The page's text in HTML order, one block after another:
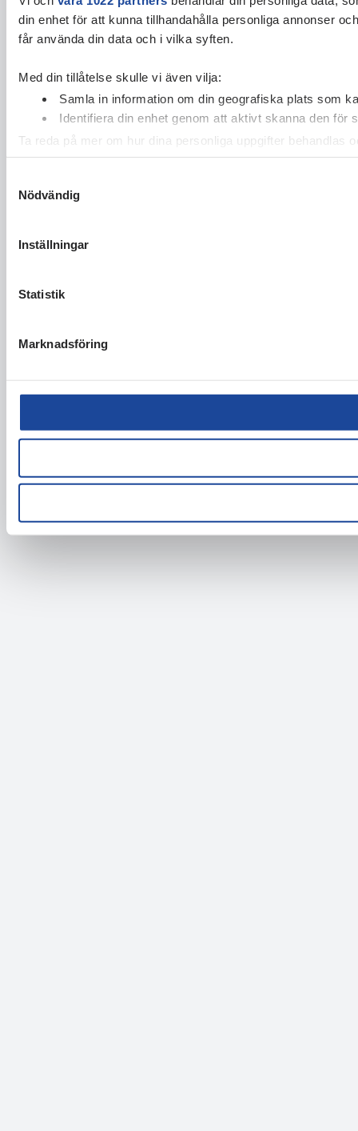
din enhet för att kunna tillhandahålla personliga annonser
får använda din data och i vilka syften.
Med din tillåtelse skulle vi även vilja:
Samla in information om din geografiska plats som
Identifiera din enhet genom att aktivt skanna den för
Ta reda på mer om hur dina personliga uppgifter behandlas
cookie-förklaringen.
Vi använder enhetsidentifierare för att anpassa innehållet
Nödvändig
Inställningar
Statistik
Marknadsföring